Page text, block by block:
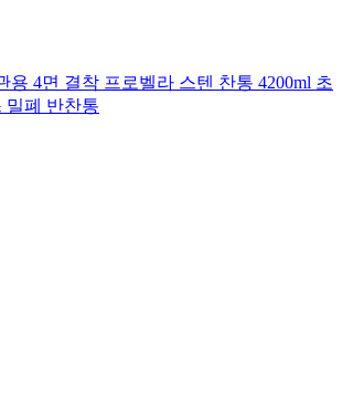
용 4면 결착 프로벨라 스텐 찬통 4200ml 초
밀폐 반찬통